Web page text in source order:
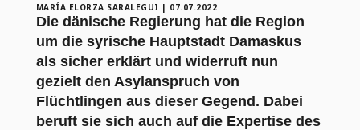
MARÍA ELORZA SARALEGUI | 07.07.2022
Die dänische Regierung hat die Region
um die syrische Hauptstadt Damaskus
als sicher erklärt und widerruft nun
gezielt den Asylanspruch von
Flüchtlingen aus dieser Gegend. Dabei
beruft sie sich auch auf die Expertise des